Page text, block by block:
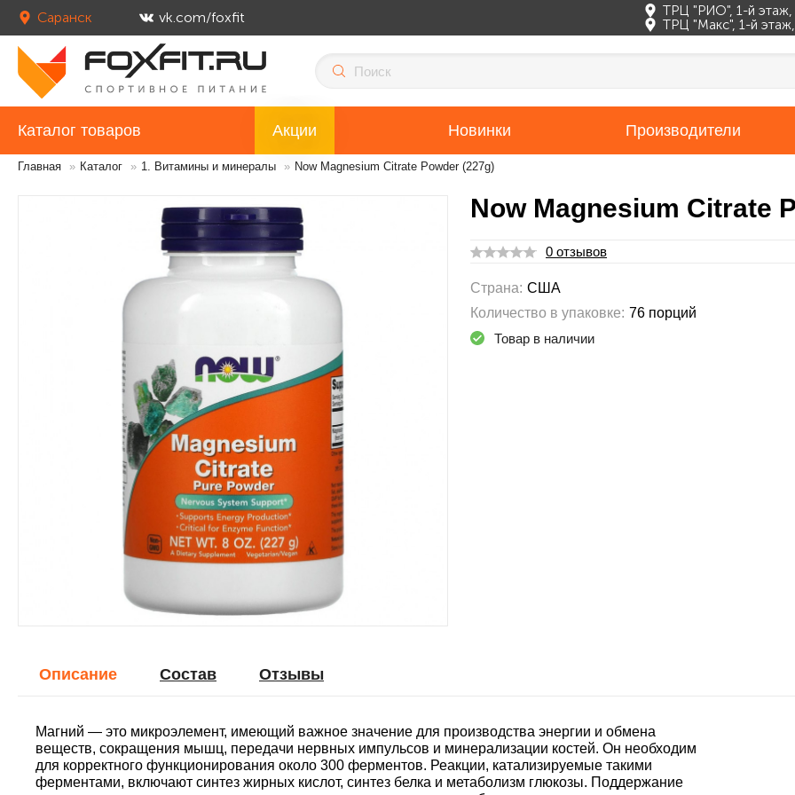
Саранск vk.com/foxfit
ТРЦ "РИО", 1-й этаж,
ТРЦ "Макс", 1-й
Каталог товаров Акции Новинки Производители
Главная » Каталог » 1. Витамины и минералы » Now Magnesium Citrate Powder (227g)
Now Magnesium Citrate
0 отзывов
Страна: США
Количество в упаковке: 76 порций
Товар в наличии
Описание Cостав Отзывы
Магний — это микроэлемент, имеющий важное значение для производства энергии и обмена
веществ, сокращения мышц, передачи нервных импульсов и минерализации костей. Он необходим
для корректного функционирования около 300 ферментов. Реакции, катализируемые такими
ферментами, включают синтез жирных кислот, синтез белка и метаболизм глюкозы. Поддержание